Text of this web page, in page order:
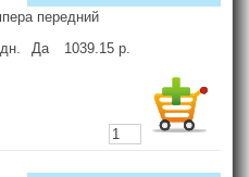
передний
дн. Да 1039.15 р.